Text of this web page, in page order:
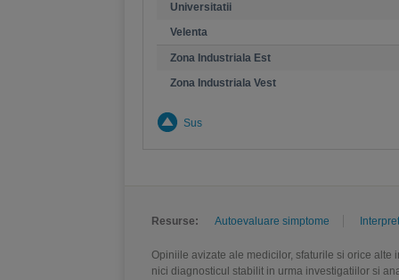
Universitatii
Velenta
Zona Industriala Est
Zona Industriala Vest
Sus
Resurse: Autoevaluare simptome
Opiniile avizate ale medicilor, sfaturile si orice
nici diagnosticul stabilit in urma investigatiilor si